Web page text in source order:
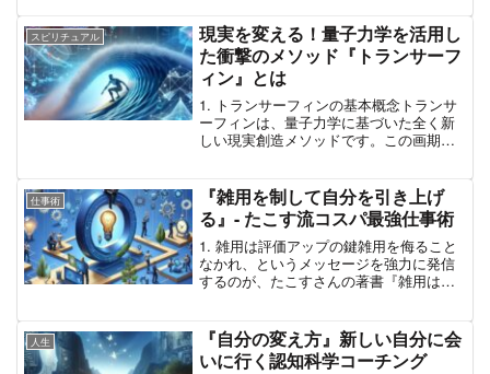
紹介齋藤孝さんの著作『大人の語彙力ノ
ート 誰からも「できる...
スピリチュアル
現実を変える！量子力学を活用し
た衝撃のメソッド『トランサーフ
ィン』とは
1. トランサーフィンの基本概念トランサ
ーフィンは、量子力学に基づいた全く新
しい現実創造メソッドです。この画期的
間トランサーフィン実践マニュアル』で
詳しく解説されてい...
仕事術
『雑用を制して自分を引き上げ
る』- たこす流コスパ最強仕事術
1. 雑用は評価アップの鍵雑用を侮ること
なかれ、というメッセージを強力に発信
するのが、たこすさんの著書『雑用は上
が、自分を引き上げるためのカギである
と説いています。2. ...
人生
『自分の変え方』新しい自分に会
いに行く認知科学コーチング